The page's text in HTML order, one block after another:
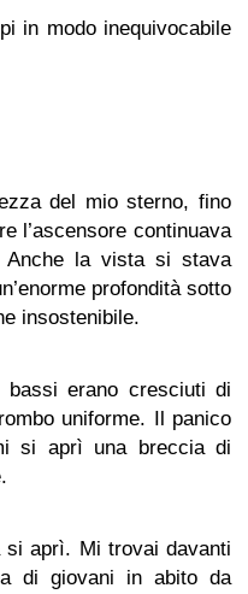
in modo inequivocabile
del mio sterno, fino
l’ascensore continuava
la vista si stava
profondità sotto
insostenibile.
erano cresciuti di
uniforme. Il panico
si aprì una breccia di
aprì. Mi trovai davanti
di giovani in abito da